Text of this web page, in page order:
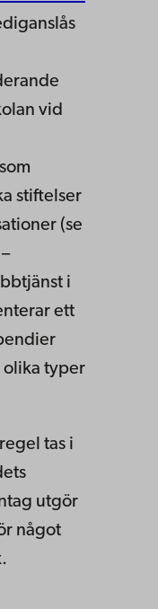
vid
stiftelser
(se
–
i
ett
olika typer
tas i
utgör
något